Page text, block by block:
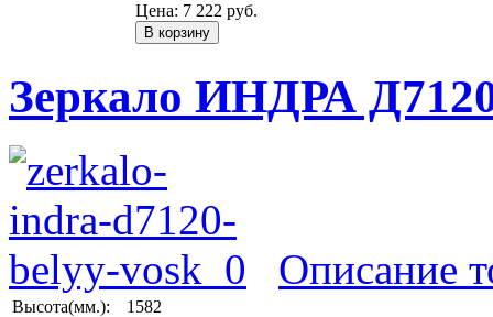
Цена: 7 222 руб.
Зеркало ИНДРА
Описание
Высота(мм.):
1582